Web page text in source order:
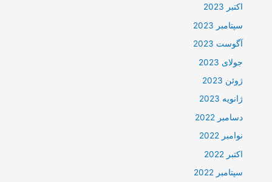
اکتبر 2023
سپتامبر 2023
آگوست 2023
جولای 2023
ژوئن 2023
ژانویه 2023
دسامبر 2022
نوامبر 2022
اکتبر 2022
سپتامبر 2022